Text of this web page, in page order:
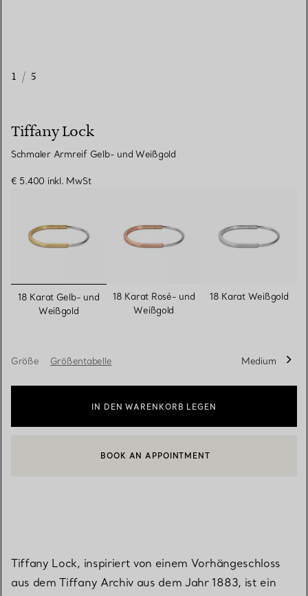
1 / 5
Tiffany Lock
Schmaler Armreif Gelb- und Weißgold
€ 5.400 inkl. MwSt
ausgewählt
18 Karat Gelb- und
Weißgold
18 Karat Rosé- und
Weißgold
18 Karat Weißgold
Größe Größentabelle Medium
IN DEN WARENKORB LEGEN
EINEN KUNDENBERATER KONTAKTIEREN ODER EINEN
BOOK AN APPOINTMENT
Tiffany Lock, inspiriert von einem Vorhängeschloss
aus dem Tiffany Archiv aus dem Jahr 1883, ist ein